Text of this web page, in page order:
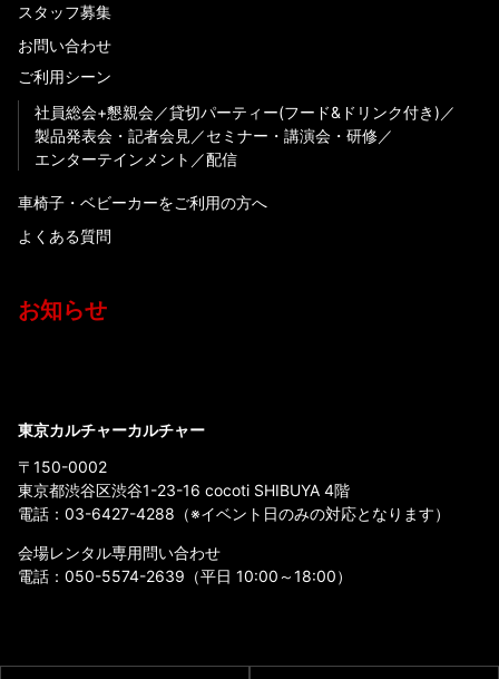
スタッフ募集
お問い合わせ
ご利用シーン
社員総会+懇親会
貸切パーティー(フード&ドリンク付き)
製品発表会・記者会見
セミナー・講演会・研修
エンターテインメント
配信
車椅子・ベビーカーをご利用の方へ
よくある質問
お知らせ
東京カルチャーカルチャー
〒150-0002
東京都渋谷区渋谷1-23-16 cocoti SHIBUYA 4階
電話： 03-6427-4288 （※イベント日のみの対応となります）
会場レンタル専用問い合わせ
電話： 050-5574-2639 （平日 10:00～18:00）